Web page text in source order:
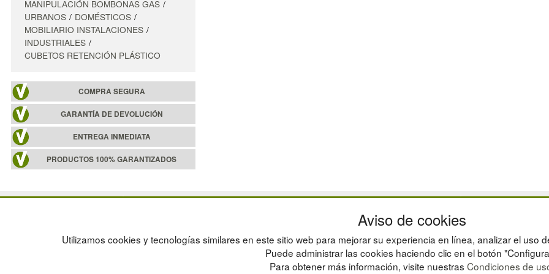
MANIPULACIÓN BOMBONAS GAS
URBANOS
DOMÉSTICOS
MOBILIARIO INSTALACIONES
INDUSTRIALES
CUBETOS RETENCIÓN PLÁSTICO
COMPRA SEGURA
GARANTÍA DE DEVOLUCIÓN
ENTREGA INMEDIATA
PRODUCTOS 100% GARANTIZADOS
CAMBIOS Y DEVOLUCIONES
INGRESA A TU CUENTA
MANUTENCIÓN
GESTIÓN DE
Aviso de cookies
Utilizamos cookies y tecnologías similares en este sitio web para mejorar su experiencia en línea, analizar el uso
Puede administrar las cookies haciendo clic en el botón
Para obtener más información, visite nuestras Condiciones de